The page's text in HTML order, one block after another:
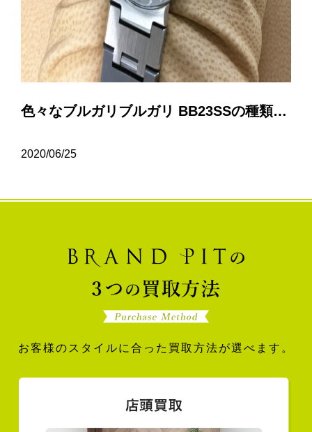
色々なブルガリブルガリ BB23SSの種類について…
2020/06/25
お客様のスタイルに合った買取方法が選べます。